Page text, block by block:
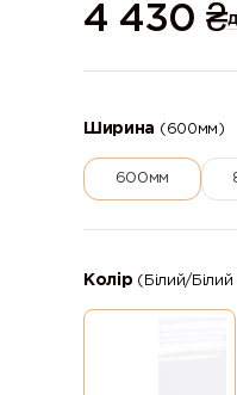
4 430 ₴
Ширина (600мм)
600мм
Колір (Білий/